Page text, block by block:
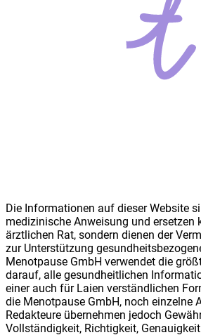
Die Informationen auf dieser Website
medizinische Anweisung und ersetzen
ärztlichen Rat, sondern dienen der
zur Unterstützung
Menotpause GmbH verwendet die
darauf, alle gesundheitlichen
einer auch für Laien verständlichen
die Menotpause GmbH, noch einzelne
Redakteure übernehmen jedoch
Vollständigkeit, Richtigkeit,